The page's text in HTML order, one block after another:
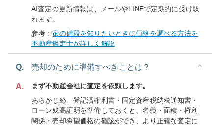
AI査定の更新情報は、メールやLINEで定期的に受け取
れます。
参考：家の値段を知りたいときに価格を調べる方法を
不動産鑑定士が詳しく解説
Q. 売却のために準備すべきことは？
A.
まず不動産会社に査定を依頼します。
あらかじめ、登記済権利書・固定資産税納税通知書・
ローン残高証明を準備しておくと、名義・面積・権利
関係・売却希望価格の確認ができ、より正確な査定に